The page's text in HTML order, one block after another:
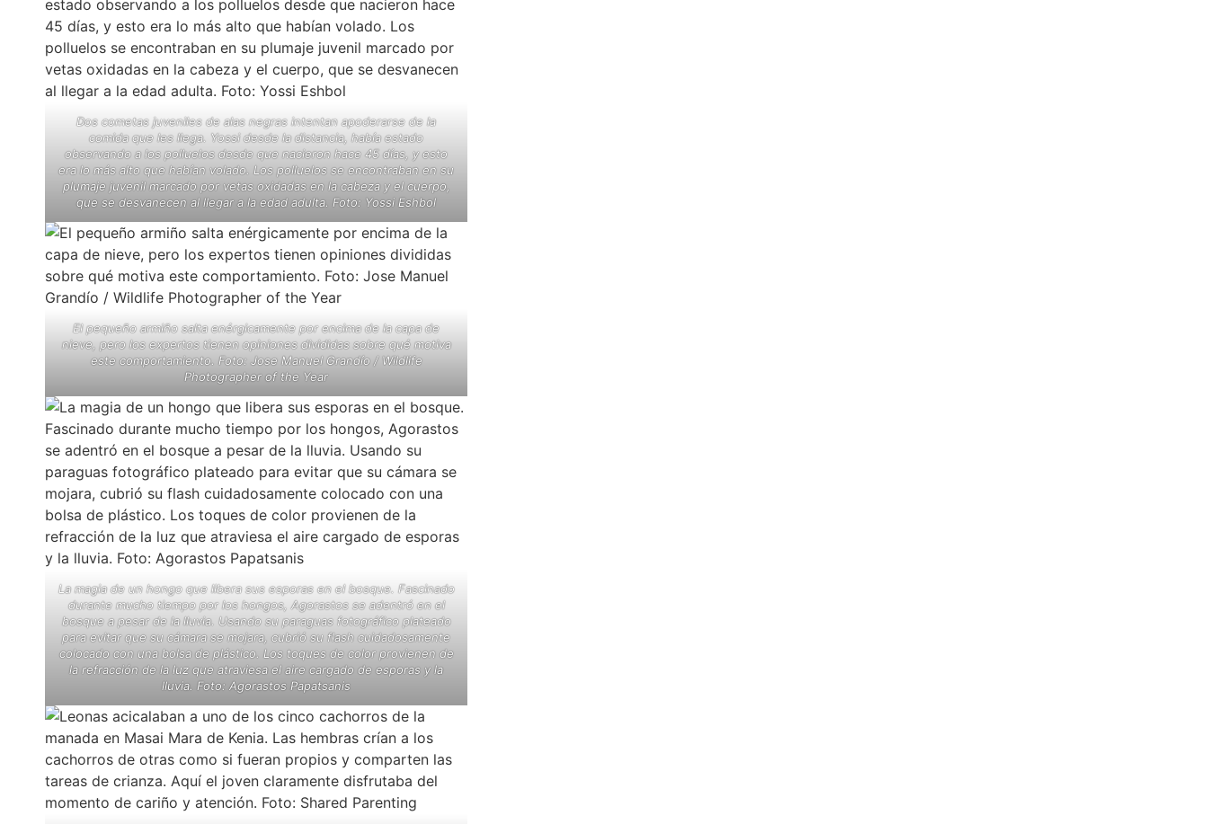
Dos cometas juveniles de alas negras intentan apoderarse de la
comida que les llega. Yossi desde la distancia, había estado
observando a los polluelos desde que nacieron hace 45 días, y esto
era lo más alto que habían volado. Los polluelos se encontraban en su
plumaje juvenil marcado por vetas oxidadas en la cabeza y el cuerpo,
que se desvanecen al llegar a la edad adulta. Foto: Yossi Eshbol
El pequeño armiño salta enérgicamente por encima de la capa de
nieve, pero los expertos tienen opiniones divididas sobre qué motiva
este comportamiento. Foto: Jose Manuel Grandío / Wildlife
Photographer of the Year
La magia de un hongo que libera sus esporas en el bosque. Fascinado
durante mucho tiempo por los hongos, Agorastos se adentró en el
bosque a pesar de la lluvia. Usando su paraguas fotográfico plateado
para evitar que su cámara se mojara, cubrió su flash cuidadosamente
colocado con una bolsa de plástico. Los toques de color provienen de
la refracción de la luz que atraviesa el aire cargado de esporas y la
lluvia. Foto: Agorastos Papatsanis